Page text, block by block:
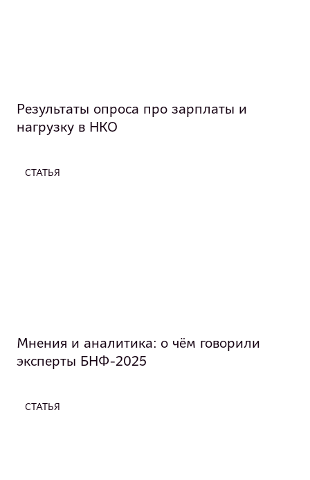
Результаты опроса про зарплаты и
нагрузку в НКО
СТАТЬЯ
Мнения и аналитика: о чём говорили
эксперты БНФ-2025
СТАТЬЯ